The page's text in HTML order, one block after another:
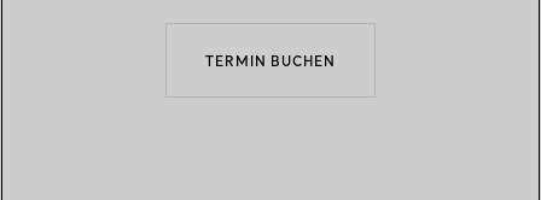
TERMIN BUCHEN